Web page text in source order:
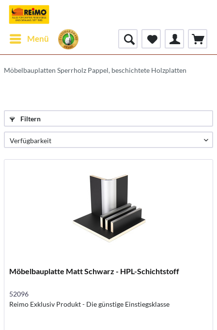
Menü
Möbelbauplatten Sperrholz Pappel, beschichtete Holzplatten
Filtern
Möbelbauplatte Matt Schwarz - HPL-Schichtstoff
52096
Reimo Exklusiv Produkt - Die günstige Einstiegsklasse